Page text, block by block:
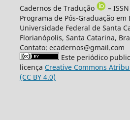
Cadernos de Tradução
–
Programa de Pós-Graduação
Universidade Federal de Santa
Florianópolis, Santa Catarina,
Contato: ecadernos@gmail.com
Este periódico
licença Creative Commons
(CC BY 4.0)